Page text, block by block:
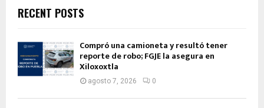
RECENT POSTS
Compró una camioneta y resultó tener
reporte de robo; FGJE la asegura en
Xiloxoxtla
agosto 7, 2026 0